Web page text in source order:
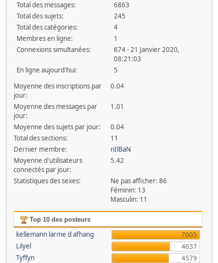
Total des messages:
6863
Total des sujets:
245
Total des catégories:
4
Membres en ligne:
1
Connexions simultanées:
674 - 21 Janvier 2020,
08:21:03
En ligne aujourd'hui:
5
Moyenne des inscriptions par
jour:
0.04
Moyenne des messages par
jour:
1.01
Moyenne des sujets par jour:
0.04
Total des sections:
11
Dernier membre:
nIlBaN
Moyenne d'utilisateurs
connectés par jour:
5.42
Statistiques des sexes:
Ne pas afficher: 86
Féminin: 13
Masculin: 11
Top 10 des posteurs
kellemann larme d afhang
7005
Lilyel
4637
Tyffyn
4579